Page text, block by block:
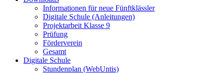
Informationen für neue Fünftklässler
Digitale Schule (Anleitungen)
Projektarbeit Klasse 9
Prüfung
Förderverein
Gesamt
Digitale Schule
Stundenplan (WebUntis)